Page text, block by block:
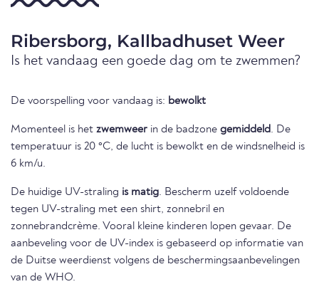
Ribersborg, Kallbadhuset Weer
Is het vandaag een goede dag om te zwemmen?
De voorspelling voor vandaag is: bewolkt
Momenteel is het zwemweer in de badzone gemiddeld. De
temperatuur is 20 °C, de lucht is bewolkt en de windsnelheid is
6 km/u.
De huidige UV-straling is matig. Bescherm uzelf voldoende
tegen UV-straling met een shirt, zonnebril en
zonnebrandcrème. Vooral kleine kinderen lopen gevaar. De
aanbeveling voor de UV-index is gebaseerd op informatie van
de Duitse weerdienst volgens de beschermingsaanbevelingen
van de WHO.